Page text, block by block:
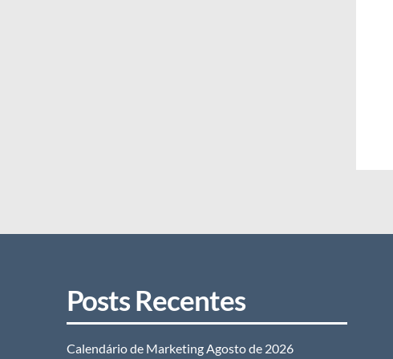
Posts Recentes
Calendário de Marketing Agosto de 2026